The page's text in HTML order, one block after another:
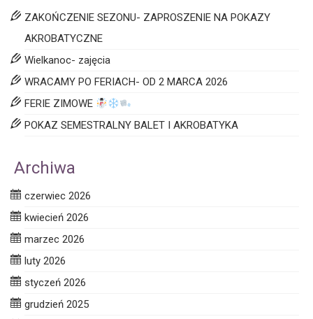
ZAKOŃCZENIE SEZONU- ZAPROSZENIE NA POKAZY
AKROBATYCZNE
Wielkanoc- zajęcia
WRACAMY PO FERIACH- OD 2 MARCA 2026
FERIE ZIMOWE
POKAZ SEMESTRALNY BALET I AKROBATYKA
Archiwa
czerwiec 2026
kwiecień 2026
marzec 2026
luty 2026
styczeń 2026
grudzień 2025